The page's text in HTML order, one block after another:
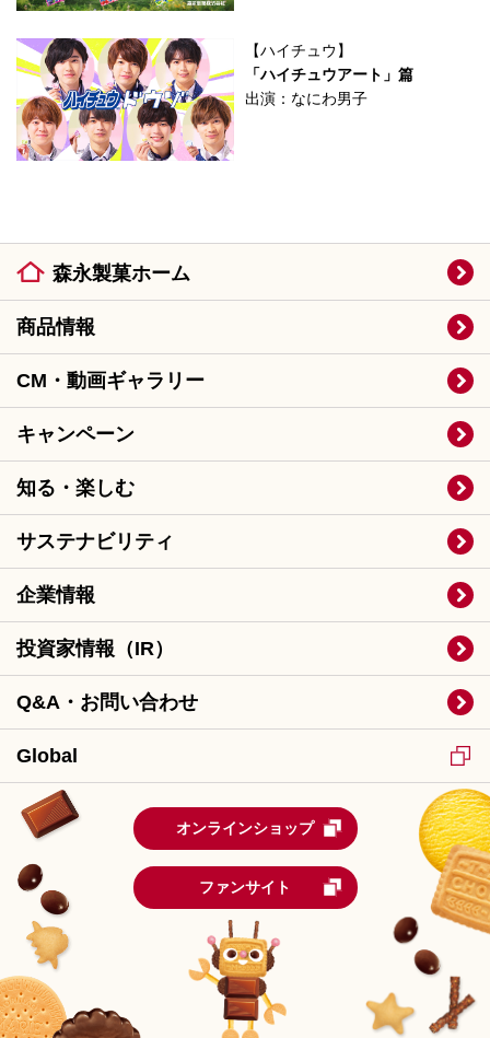
【ハイチュウ】
「ハイチュウアート」篇
出演：なにわ男子
森永製菓ホーム
商品情報
CM・動画ギャラリー
キャンペーン
知る・楽しむ
サステナビリティ
企業情報
投資家情報（IR）
Q&A・お問い合わせ
Global
オンラインショップ
ファンサイト